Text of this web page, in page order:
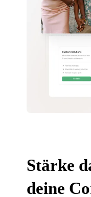
Stärke
deine